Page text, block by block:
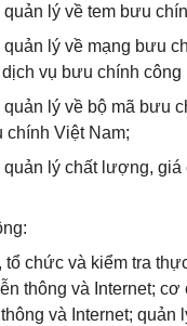
lý về tem bưu
lý về mạng bưu
vụ bưu chính công
quản lý về bộ mã bưu
chính Việt Nam;
quản lý chất lượng,
chức và kiểm tra
thông và Internet; cơ
và Internet; quản